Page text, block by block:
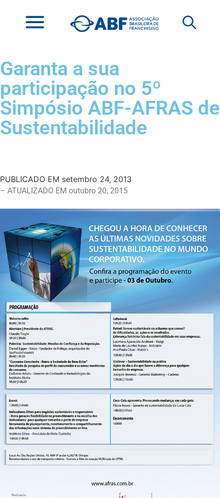
Garanta a sua
participação no 5º
Simpósio ABF-AFRAS de
Sustentabilidade
PUBLICADO EM setembro 24, 2013
– ATUALIZADO EM outubro 20, 2015